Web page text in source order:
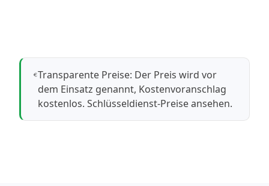
Transparente Preise: Der Preis wird vor
dem Einsatz genannt, Kostenvoranschlag
kostenlos.Schlüsseldienst-Preise ansehen.